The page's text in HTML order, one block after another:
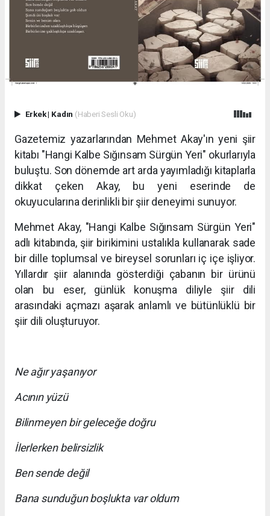
Erkek| Kadın (Haberi Sesli Oku)
Gazetemiz yazarlarından Mehmet Akay'ın yeni şiir
kitabı "Hangi Kalbe Sığınsam Sürgün Yeri" okurlarıyla
buluştu. Son dönemde art arda yayımladığı kitaplarla
dikkat çeken Akay, bu yeni eserinde de
okuyucularına derinlikli bir şiir deneyimi sunuyor.
Mehmet Akay, "Hangi Kalbe Sığınsam Sürgün Yeri"
adlı kitabında, şiir birikimini ustalıkla kullanarak sade
bir dille toplumsal ve bireysel sorunları iç içe işliyor.
Yıllardır şiir alanında gösterdiği çabanın bir ürünü
olan bu eser, günlük konuşma diliyle şiir dili
arasındaki açmazı aşarak anlamlı ve bütünlüklü bir
şiir dili oluşturuyor.
Ne ağır yaşanıyor
Acının yüzü
Bilinmeyen bir geleceğe doğru
İlerlerken belirsizlik
Ben sende değil
Bana sunduğun boşlukta var oldum